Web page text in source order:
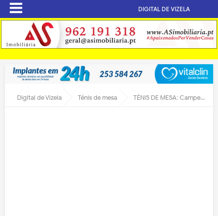
DIGITAL DE VIZELA
Digital de Vizela Ténis de mesa TÉNIS DE MESA: Campeonato Distrital de Juniores